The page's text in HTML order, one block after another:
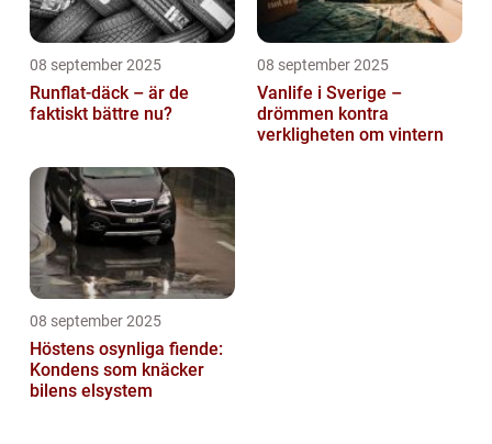
08 september 2025
Runflat-däck – är de
faktiskt bättre nu?
08 september 2025
Vanlife i Sverige –
drömmen kontra
verkligheten om vintern
08 september 2025
Höstens osynliga fiende:
Kondens som knäcker
bilens elsystem